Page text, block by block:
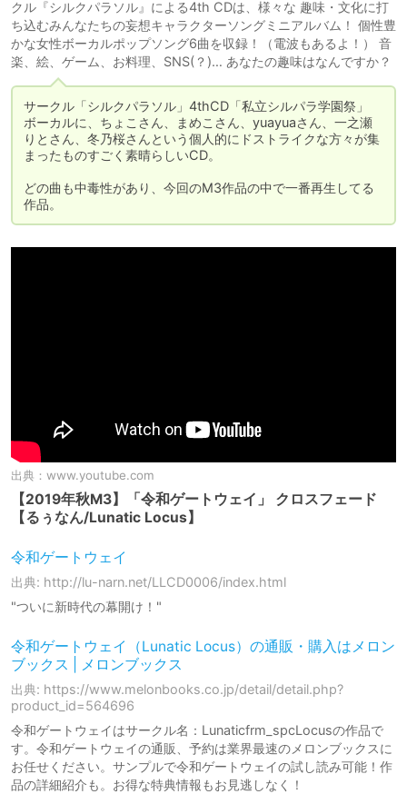
クル『シルクパラソル』による4th CDは、様々な 趣味・文化に打
ち込むみんなたちの妄想キャラクターソングミニアルバム！ 個性豊
かな女性ボーカルポップソング6曲を収録！（電波もあるよ！） 音
楽、絵、ゲーム、お料理、SNS(？)… あなたの趣味はなんですか？
サークル「シルクパラソル」4thCD「私立シルパラ学園祭」
ボーカルに、ちょこさん、まめこさん、yuayuaさん、一之瀬
りとさん、冬乃桜さんという個人的にドストライクな方々が集
まったものすごく素晴らしいCD。
どの曲も中毒性があり、今回のM3作品の中で一番再生してる
作品。
出典： www.youtube.com
【2019年秋M3】「令和ゲートウェイ」 クロスフェード
【るぅなん/Lunatic Locus】
令和ゲートウェイ
出典: http://lu-narn.net/LLCD0006/index.html
"ついに新時代の幕開け！"
令和ゲートウェイ（Lunatic Locus）の通販・購入はメロン
ブックス | メロンブックス
出典: https://www.melonbooks.co.jp/detail/detail.php?
product_id=564696
令和ゲートウェイはサークル名：Lunaticfrm_spcLocusの作品で
す。令和ゲートウェイの通販、予約は業界最速のメロンブックスに
お任せください。サンプルで令和ゲートウェイの試し読み可能！作
品の詳細紹介も。お得な特典情報もお見逃しなく！